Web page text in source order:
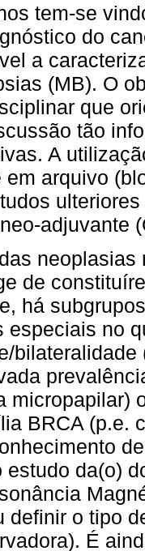
tem-se
do
a
(MB). O
que
tão
A
em arquivo
adjuvante
de
há
especiais no
micropapilar)
BRCA (p.e.
estudo da(o)
definir o tipo
É